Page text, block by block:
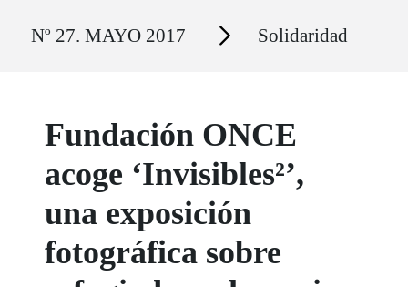
Nº 27. MAYO 2017 Secciones Solidaridad
Fundación ONCE
acoge ‘Invisibles²’,
una exposición
fotográfica sobre